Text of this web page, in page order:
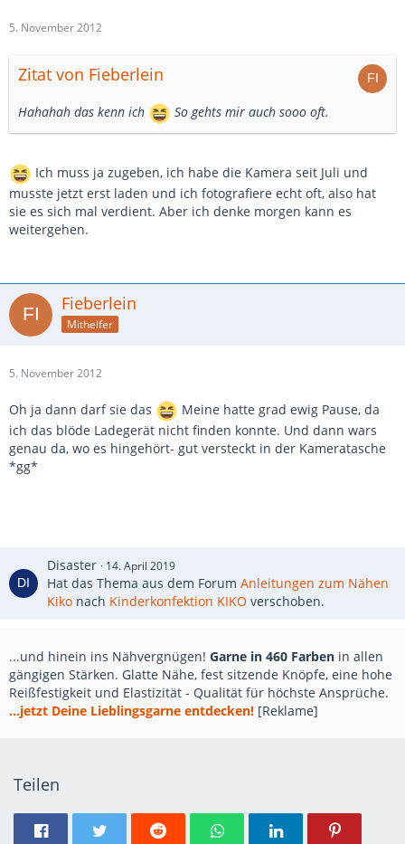
5. November 2012
Zitat von Fieberlein
Hahahah das kenn ich So gehts mir auch sooo oft.
Ich muss ja zugeben, ich habe die Kamera seit Juli und
musste jetzt erst laden und ich fotografiere echt oft, also hat
sie es sich mal verdient. Aber ich denke morgen kann es
weitergehen.
Fieberlein
Mithelfer
5. November 2012
Oh ja dann darf sie das
Meine hatte grad ewig Pause, da
ich das blöde Ladegerät nicht finden konnte. Und dann wars
genau da, wo es hingehört- gut versteckt in der Kameratasche
*gg*
Disaster 14. April 2019
Hat das Thema aus dem Forum Anleitungen zum Nähen
Kiko nach Kinderkonfektion KIKO verschoben.
...und hinein ins Nähvergnügen! Garne in 460 Farben in allen
gängigen Stärken. Glatte Nähe, fest sitzende Knöpfe, eine hohe
Reißfestigkeit und Elastizität - Qualität für höchste Ansprüche.
...jetzt Deine Lieblingsgarne entdecken! [Reklame]
Teilen